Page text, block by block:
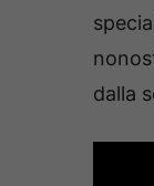
dalla